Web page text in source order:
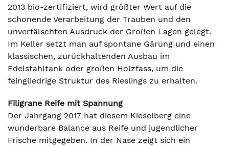
2013 bio-zertifiziert, wird größter Wert auf die
schonende Verarbeitung der Trauben und den
unverfälschten Ausdruck der Großen Lagen gelegt.
Im Keller setzt man auf spontane Gärung und einen
klassischen, zurückhaltenden Ausbau im
Edelstahltank oder großen Holzfass, um die
feingliedrige Struktur des Rieslings zu erhalten.
Filigrane Reife mit Spannung
Der Jahrgang 2017 hat diesem Kieselberg eine
wunderbare Balance aus Reife und jugendlicher
Frische mitgegeben. In der Nase zeigt sich ein